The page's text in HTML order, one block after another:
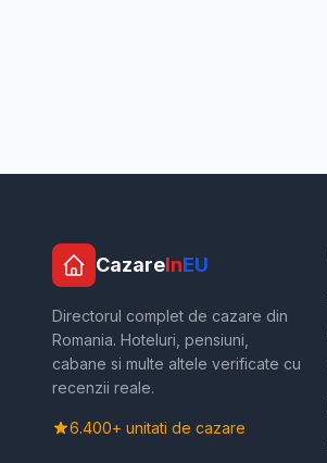
CazareInEU
Directorul complet de cazare din
Romania. Hoteluri, pensiuni,
cabane si multe altele verificate cu
recenzii reale.
6.400+ unitati de cazare